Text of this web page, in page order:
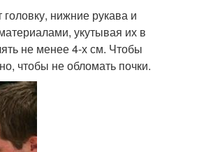
нижние рукава и
укутывая их в
не менее 4-х см. Чтобы
чтобы не обломать почки.